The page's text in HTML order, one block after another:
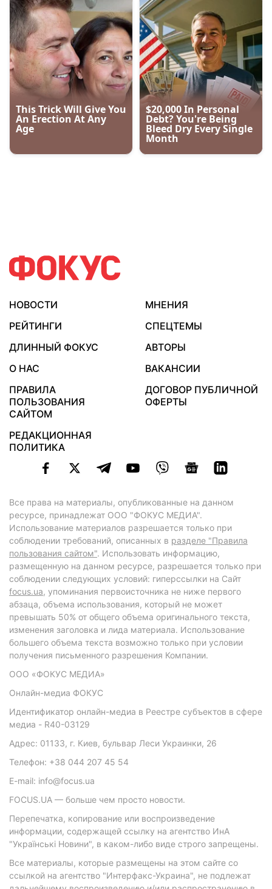
НОВОСТИ
МНЕНИЯ
РЕЙТИНГИ
СПЕЦТЕМЫ
ДЛИННЫЙ ФОКУС
АВТОРЫ
О НАС
ВАКАНСИИ
ПРАВИЛА
ПОЛЬЗОВАНИЯ
САЙТОМ
ДОГОВОР ПУБЛИЧНОЙ
ОФЕРТЫ
РЕДАКЦИОННАЯ
ПОЛИТИКА
Все права на материалы, опубликованные на данном
ресурсе, принадлежат ООО "ФОКУС МЕДИА".
Использование материалов разрешается только при
соблюдении требований, описанных в разделе "Правила
пользования сайтом". Использовать информацию,
размещенную на данном ресурсе, разрешается только при
соблюдении следующих условий: гиперссылки на Сайт
focus.ua, упоминания первоисточника не ниже первого
абзаца, объема использования, который не может
превышать 50% от общего объема оригинального текста,
изменения заголовка и лида материала. Использование
большего объема текста возможно только при условии
получения письменного разрешения Компании.
ООО «ФОКУС МЕДИА»
Онлайн-медиа ФОКУС
Идентификатор онлайн-медиа в Реестре субъектов в сфере
медиа - R40-03129
Адрес: 01133, г. Киев, бульвар Леси Украинки, 26
Телефон: +38 044 207 45 54
E-mail: info@focus.ua
FOCUS.UA — больше чем просто новости.
Перепечатка, копирование или воспроизведение
информации, содержащей ссылку на агентство ИнА
"Українські Новини", в каком-либо виде строго запрещены.
Все материалы, которые размещены на этом сайте со
ссылкой на агентство "Интерфакс-Украина", не подлежат